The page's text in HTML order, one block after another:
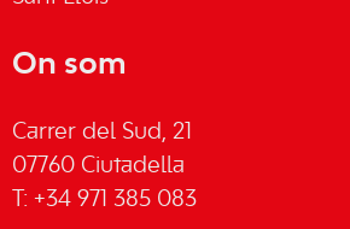
On som
Carrer del Sud, 21
07760 Ciutadella
T: +34 971 385 083